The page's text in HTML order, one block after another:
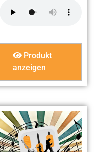
Produkt
anzeigen